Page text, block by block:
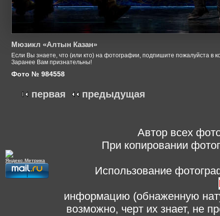
Мюзикл «Алтын Казан»
Если Вы знаете, что (или кто) на фотографии, подпишите пожалуйста в
Заранее Вам признательны!
Фото № 984558
первая предыдущая
Автор всех
При копировании
Использование
информацию (обнаженную
возможно, черт их знает, не